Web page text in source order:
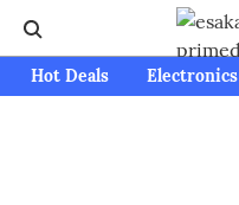
Hot Deals Electronics